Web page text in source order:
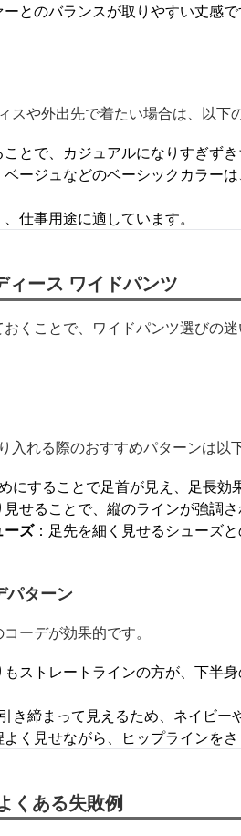
とのバランスが取りやすい丈感で
や外出先で着たい場合は、以下
ことで、カジュアルになりすぎずき
ベージュなどのベーシックカラー
仕事用途に適しています。
ィース ワイドパンツ
くことで、ワイドパンツ選びの迷
れる際のおすすめパターンは以
にすることで足首が見え、足長効
せることで、縦のラインが強調さ
ーズ：足先を細く見せるシューズと
パターン
ーデが効果的です。
もストレートラインの方が、下半
き締まって見えるため、ネイビー
よく見せながら、ヒップラインを
くある失敗例